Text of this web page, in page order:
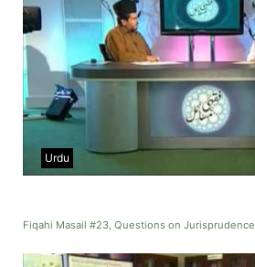
Urdu
Fiqahi Masail #23, Questions on Jurisprudence